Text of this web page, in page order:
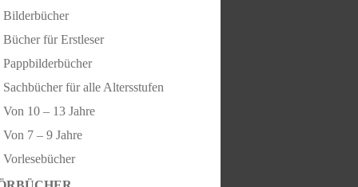
Bilderbücher
Bücher für Erstleser
Pappbilderbücher
Sachbücher für alle Altersstufen
Von 10 – 13 Jahre
Von 7 – 9 Jahre
Vorlesebücher